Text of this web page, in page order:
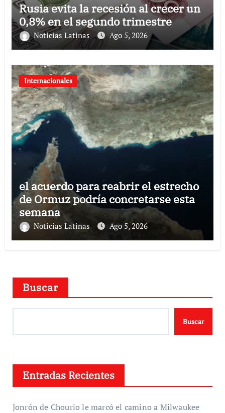
Rusia evita la recesión al crecer un
0,8% en el segundo trimestre
Noticias Latinas Ago 5, 2026
Internacionales
el acuerdo para reabrir el estrecho
de Ormuz podría concretarse esta
semana
Noticias Latinas Ago 5, 2026
Buscar
Buscar
Entradas Recientes
Jonrón de Chourio le marcó el camino a Milwaukee